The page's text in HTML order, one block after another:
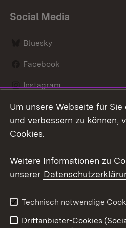
Social Media
Bluesky
Facebook
Instagram
LinkedIn
Datenschutz
Impressum
Um unsere Webseite für
und verbessern zu können,
Cookies.
Weitere Informationen zu
unserer
Technisch notwendige
Drittanbieter-Cookies